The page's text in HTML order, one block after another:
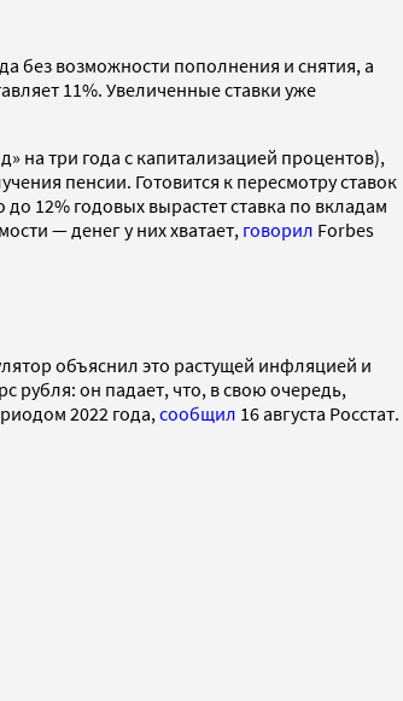
без возможности пополнения и снятия, а
11%. Увеличенные ставки уже
на три года с капитализацией процентов),
пенсии. Готовится к пересмотру ставок
12% годовых вырастет ставка по вкладам
— денег у них хватает, говорил Forbes
объяснил это растущей инфляцией и
он падает, что, в свою очередь,
2022 года, сообщил 16 августа Росстат.